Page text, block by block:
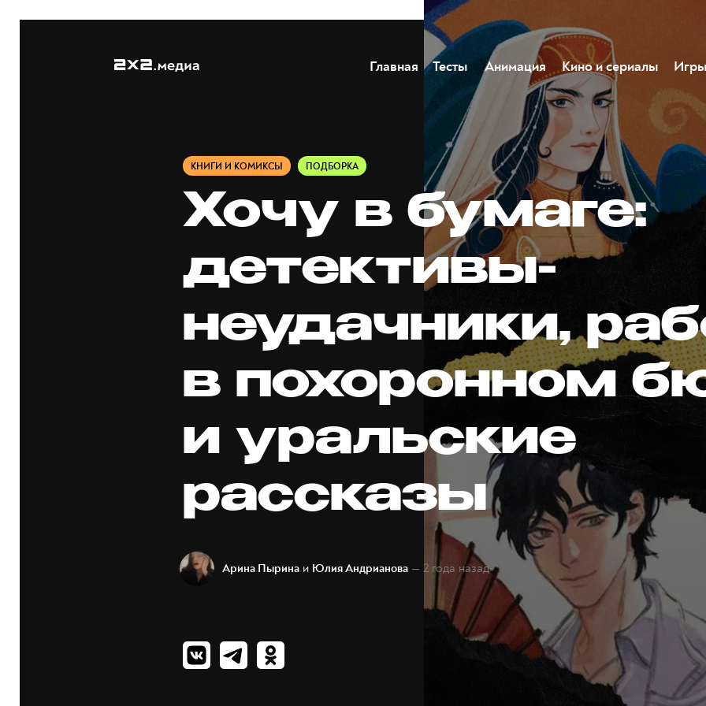
Главная Тесты Анимация Кино и сериалы Игры
КНИГИ И КОМИКСЫ ПОДБОРКА
Хочу в бумаге:
детективы-
неудачники,
в похоронном
и уральские
рассказы
Арина Пырина и Юлия Андрианова — 2 года назад